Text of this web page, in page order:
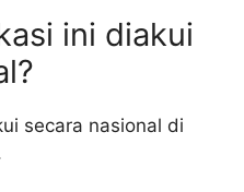
ini diakui
secara nasional di